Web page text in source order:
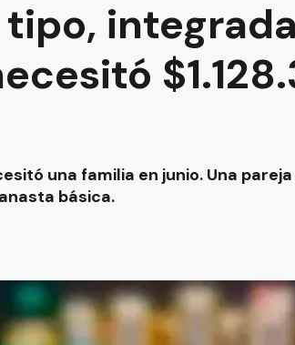
una familia en junio. Una
básica.